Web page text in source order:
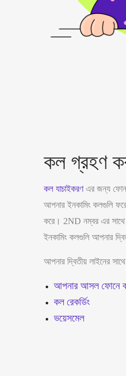
কল গ্রহণ
কল যাচাইকরণএর জন্য ফোন
আপনার ইনকামিং কলগুলি
করে। 2ND নম্বর এর সাথে
ইনকামিং কলগুলি আপনার
আপনার দ্বিতীয় লাইনের
আপনার আসল ফোনে
কল রেকর্ডিং
ভয়েসমেল